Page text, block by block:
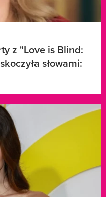
z "Love is Blind:
słowami: